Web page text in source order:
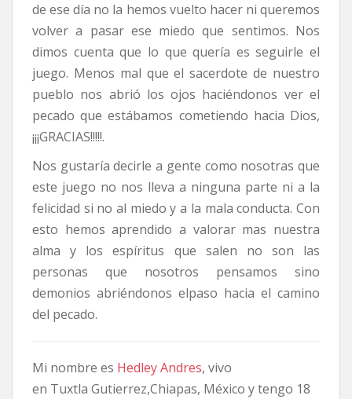
de ese día no la hemos vuelto hacer ni queremos
volver a pasar ese miedo que sentimos. Nos
dimos cuenta que lo que quería es seguirle el
juego. Menos mal que el sacerdote de nuestro
pueblo nos abrió los ojos haciéndonos ver el
pecado que estábamos cometiendo hacia Dios,
¡¡¡GRACIAS!!!!!.
Nos gustaría decirle a gente como nosotras que
este juego no nos lleva a ninguna parte ni a la
felicidad si no al miedo y a la mala conducta. Con
esto hemos aprendido a valorar mas nuestra
alma y los espíritus que salen no son las
personas que nosotros pensamos sino
demonios abriéndonos elpaso hacia el camino
del pecado.
Mi nombre es Hedley Andres, vivo
en Tuxtla Gutierrez,Chiapas, México y tengo 18